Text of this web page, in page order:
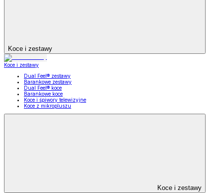
Koce i zestawy
Koce i zestawy
Dual Feel® zestawy
Barankowe zestawy
Dual Feel® koce
Barankowe koce
Koce i śpiwory telewizyjne
Koce z mikropluszu
Koce i zestawy